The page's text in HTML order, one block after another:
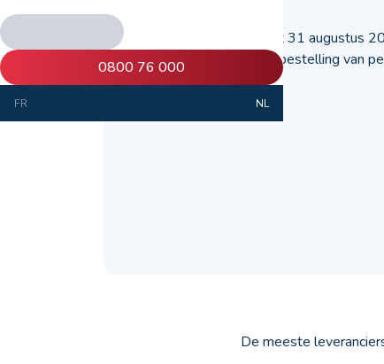
0800 76 000
FR NL
Geniet van 1 juni tot 31 augustus
pelletprijs voor uw bestelling van
ProxiFuel!
De meeste